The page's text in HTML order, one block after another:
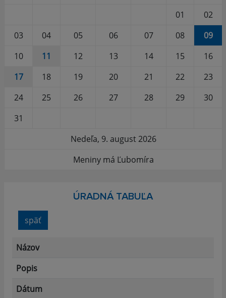
01
02
03
04 05 06 07 08
09
10
11 12 13 14 15
16
17
18 19 20 21 22
23
24
25 26 27 28 29
30
31
Nedeľa, 9. august 2026
Meniny má Ľubomíra
ÚRADNÁ TABUĽA
späť
Názov
Popis
Dátum